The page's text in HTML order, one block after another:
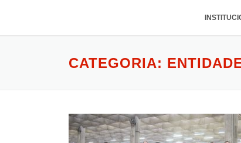
CATEGORIA: